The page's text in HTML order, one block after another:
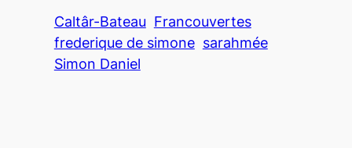
Caltâr-Bateau Francouvertes
frederique de simone sarahmée
Simon Daniel